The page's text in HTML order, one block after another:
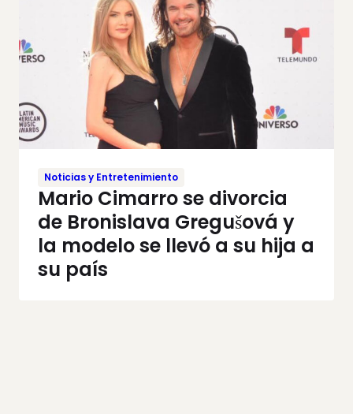
Noticias y Entretenimiento
Mario Cimarro se divorcia
de Bronislava Gregušová y
la modelo se llevó a su hija a
su país